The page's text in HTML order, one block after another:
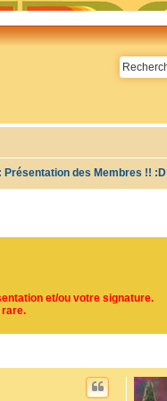
Présentation des Membres !! :D
et/ou votre signature.
rare.